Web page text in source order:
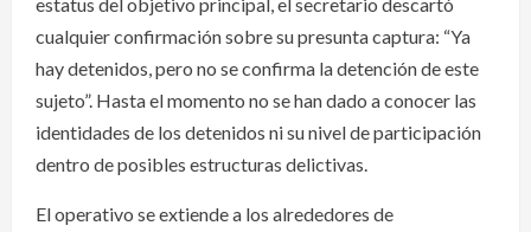
cualquier confirmación sobre su presunta captura: “Ya
hay detenidos, pero no se confirma la detención de este
sujeto”. Hasta el momento no se han dado a conocer las
identidades de los detenidos ni su nivel de participación
dentro de posibles estructuras delictivas.
El operativo se extiende a los alrededores de